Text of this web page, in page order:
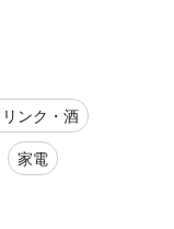
リンク・酒
家電